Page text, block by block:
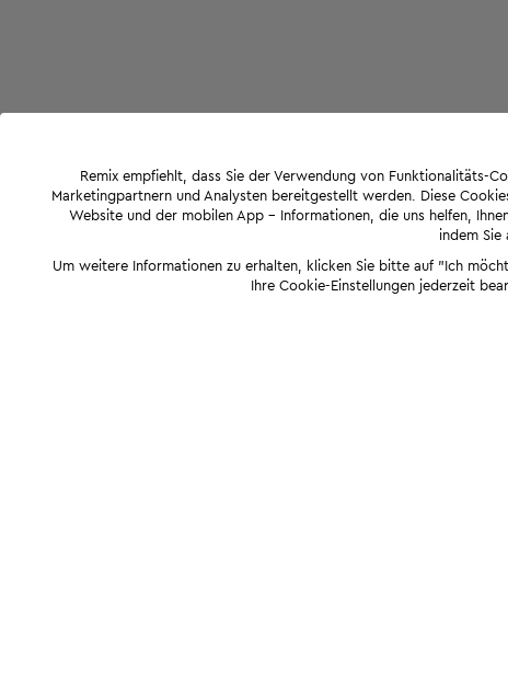
Remix empfiehlt, dass Sie der Verwendung von Funktionalitäts-
Marketingpartnern und Analysten bereitgestellt werden. Diese
Website und der mobilen App - Informationen, die uns helfen,
indem Sie
Um weitere Informationen zu erhalten, klicken Sie bitte auf "Ich
Ihre Cookie-Einstellungen jederzeit